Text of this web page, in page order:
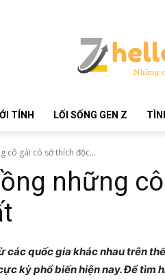
TÍNH LỐI SỐNG GEN Z
cô gái có sở thích độc...
những
các quốc gia khác nhau trên
kỳ phổ biến hiện nay. Để tìm